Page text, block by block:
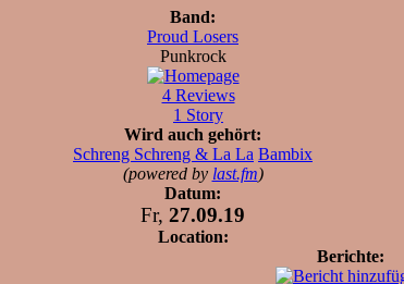
Band:
Proud Losers
Punkrock
4 Reviews
1 Story
Wird auch gehört:
Schreng Schreng & La La Bambix
(powered by last.fm)
Datum:
Fr, 27.09.19
Location:
Berichte: